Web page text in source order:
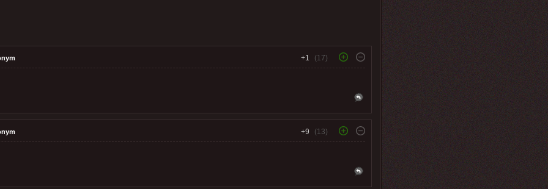
+1 (17)
+9 (13)